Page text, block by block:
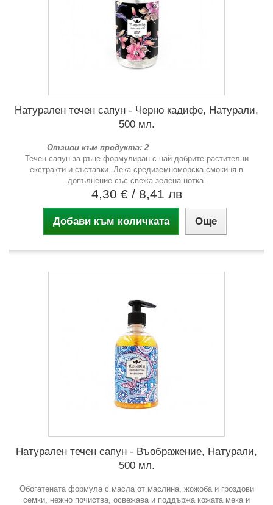
Натурален течен сапун - Черно кадифе, Натурали,
500 мл.
Отзиви към продукта: 2
Течен сапун за ръце формулиран с най-добрите растителни
екстракти и съставки. Лека средиземноморска смокиня в
допълнение със свежа зелена нотка.
4,30 € / 8,41 лв
Добави към количката Още
Натурален течен сапун - Въображение, Натурали,
500 мл.
Обогатената формула с масла от маслина, жожоба и гроздови
семки, нежно почиства, освежава и поддържа кожата мека и